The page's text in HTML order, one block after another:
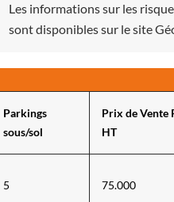
Les informations sur les
sont disponibles sur le site
Parkings
sous/sol
Prix de Vente
HT
5 75.000